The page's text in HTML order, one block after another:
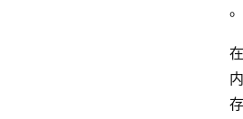
。
在
内
存